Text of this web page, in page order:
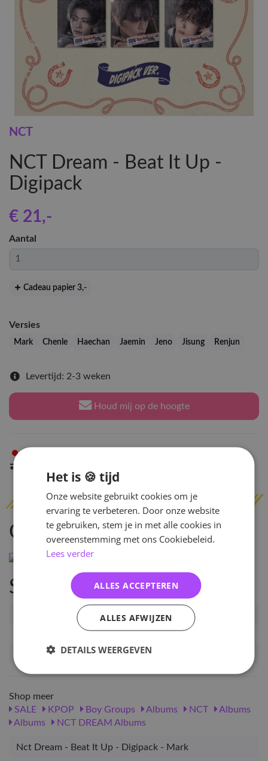
NCT
NCT Dream - Beat It Up -
Digipack
€ 21,-
Aantal
Cadeau papier 3,-
Versies
Mark Chenle Haechan Jaemin Jeno Jisung Renjun
Levertijd: 2-3 weken
Houd mij op de hoogte
Omschrijving
Specificaties
Artikelnummer
NCTD-BIU-DIGI-MRK
8521521931601
Release datum
21-11-2025
Shop meer
SALE
KPOP Boy Groups Albums NCT
Albums
Albums
NCT DREAM Albums
Nct Dream - Beat It Up - Digipack - Mark
Het is 🍪 tijd
Onze website gebruikt cookies om je
ervaring te verbeteren. Door onze website
te gebruiken, stem je in met alle cookies in
overeenstemming met ons Cookiebeleid.
Lees verder
ALLES ACCEPTEREN
ALLES AFWIJZEN
DETAILS WEERGEVEN